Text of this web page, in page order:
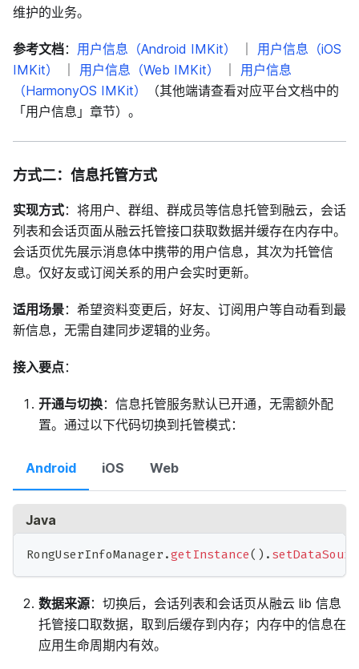
维护的业务。
参考文档： 用户信息（Android IMKit）
用户信息（iOS
IMKit）
用户信息（Web IMKit）
用户信息
（HarmonyOS IMKit）
（其他端请查看对应平台文档中的
「用户信息」章节）。
方式二：信息托管方式
实现方式：将用户、群组、群成员等信息托管到融云，会话
列表和会话页面从融云托管接口获取数据并缓存在内存中。
会话页优先展示消息体中携带的用户信息，其次为托管信
息。仅好友或订阅关系的用户会实时更新。
适用场景：希望资料变更后，好友、订阅用户等自动看到最
新信息，无需自建同步逻辑的业务。
接入要点：
开通与切换：信息托管服务默认已开通，无需额外配
置。通过以下代码切换到托管模式：
Android iOS Web
Java
RongUserInfoManager .getInstance( ) .
数据来源：切换后，会话列表和会话页从融云 lib 信息
托管接口取数据，取到后缓存到内存；内存中的信息在
应用生命周期内有效。